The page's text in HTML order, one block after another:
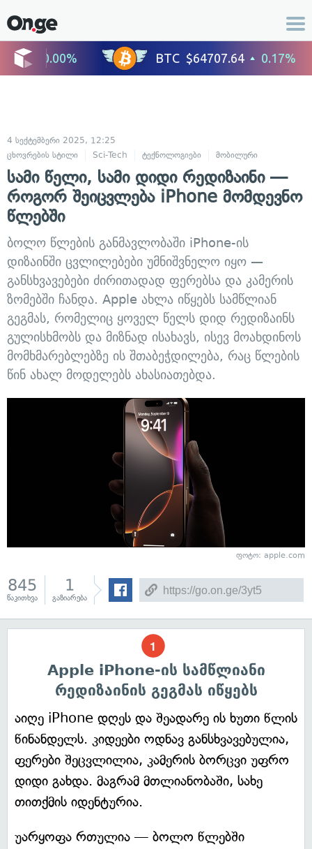
4 სექტემბერი 2025, 12:25
ცხოვრების სტილი
Sci-Tech ტექნოლოგიები მობილური
სამი წელი, სამი დიდი რედიზაინი —
როგორ შეიცვლება iPhone მომდევნო
წლებში
ბოლო წლების განმავლობაში iPhone-ის
დიზაინში ცვლილებები უმნიშვნელო იყო —
განსხვავებები ძირითადად ფერებსა და კამერის
ზომებში ჩანდა. Apple ახლა იწყებს სამწლიან
გეგმას, რომელიც ყოველ წელს დიდ რედიზაინს
გულისხმობს და მიზნად ისახავს, ისევ მოახდინოს
მომხმარებლებზე ის შთაბეჭდილება, რაც წლების
წინ ახალ მოდელებს ახასიათებდა.
ფოტო: apple.com
845
წაკითხვა
1
გაზიარება
Apple iPhone-ის სამწლიანი
რედიზაინის გეგმას იწყებს
აიღე iPhone დღეს და შეადარე ის ხუთი წლის
წინანდელს. კიდეები ოდნავ განსხვავებულია,
ფერები შეცვლილია, კამერის ბორცვი უფრო
დიდი გახდა. მაგრამ მთლიანობაში, სახე
თითქმის იდენტურია.
უარყოფა რთულია — ბოლო წლებში